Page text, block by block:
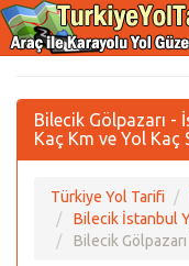
Bilecik Gölpazarı -
Kaç Km ve Yol Kaç
Türkiye Yol Tarifi
Bilecik İstanbul
Bilecik